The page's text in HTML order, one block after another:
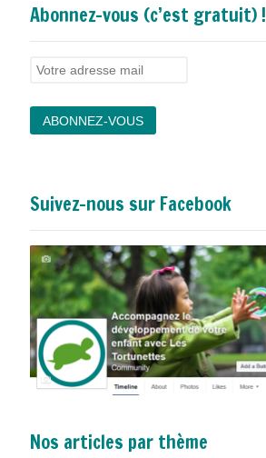
Abonnez-vous (c’est gratuit) !
Suivez-nous sur Facebook
Nos articles par thème